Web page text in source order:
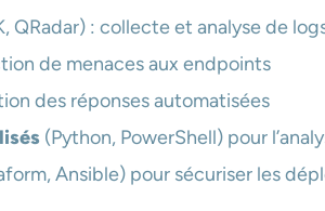
QRadar) : collecte et analyse de
de menaces aux endpoints
des réponses automatisées
(Python, PowerShell) pour
Ansible) pour sécuriser les